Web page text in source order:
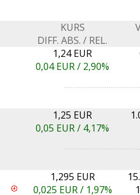
KURS
DIFF. ABS. / REL.
1,24 EUR
0,04EUR / 2,90%
1,25 EUR
0,05 EUR / 4,17%
1,295 EUR
0,025 EUR / 1,97%